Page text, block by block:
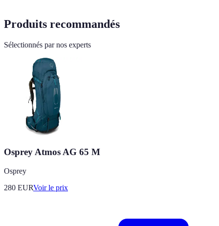
Produits recommandés
Sélectionnés par nos experts
Osprey Atmos AG 65 M
Osprey
280 EURVoir le prix